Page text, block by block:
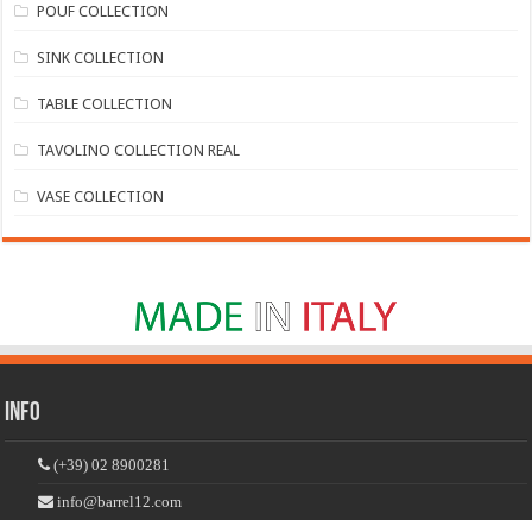
POUF COLLECTION
SINK COLLECTION
TABLE COLLECTION
TAVOLINO COLLECTION REAL
VASE COLLECTION
Info
(+39) 02 8900281
info@barrel12.com